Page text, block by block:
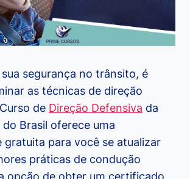
segurança no trânsito, é
as técnicas de direção
de Direção Defensiva da
do Brasil oferece uma
gratuita para você se atualizar
práticas de condução
opção de obter um certificado